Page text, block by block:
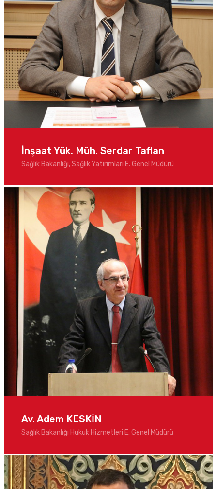
İnşaat Yük. Müh. Serdar Taflan
Sağlık Bakanlığı, Sağlık Yatırımları E. Genel Müdürü
Av. Adem KESKİN
Sağlık Bakanlığı Hukuk Hizmetleri E. Genel Müdürü